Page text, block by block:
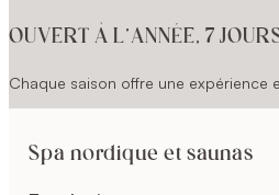
OUVERT À L’ANNÉE, 7
Chaque saison offre une
Spa nordique et saunas